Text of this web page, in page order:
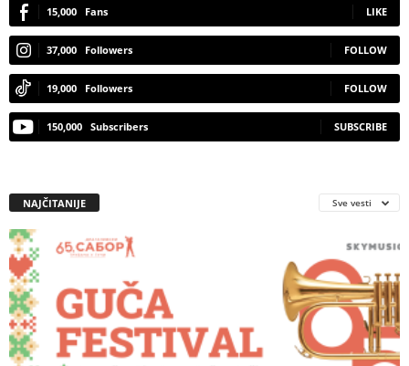
15,000 Fans LIKE
37,000 Followers FOLLOW
19,000 Followers FOLLOW
150,000 Subscribers SUBSCRIBE
NAJČITANIJE Sve vesti